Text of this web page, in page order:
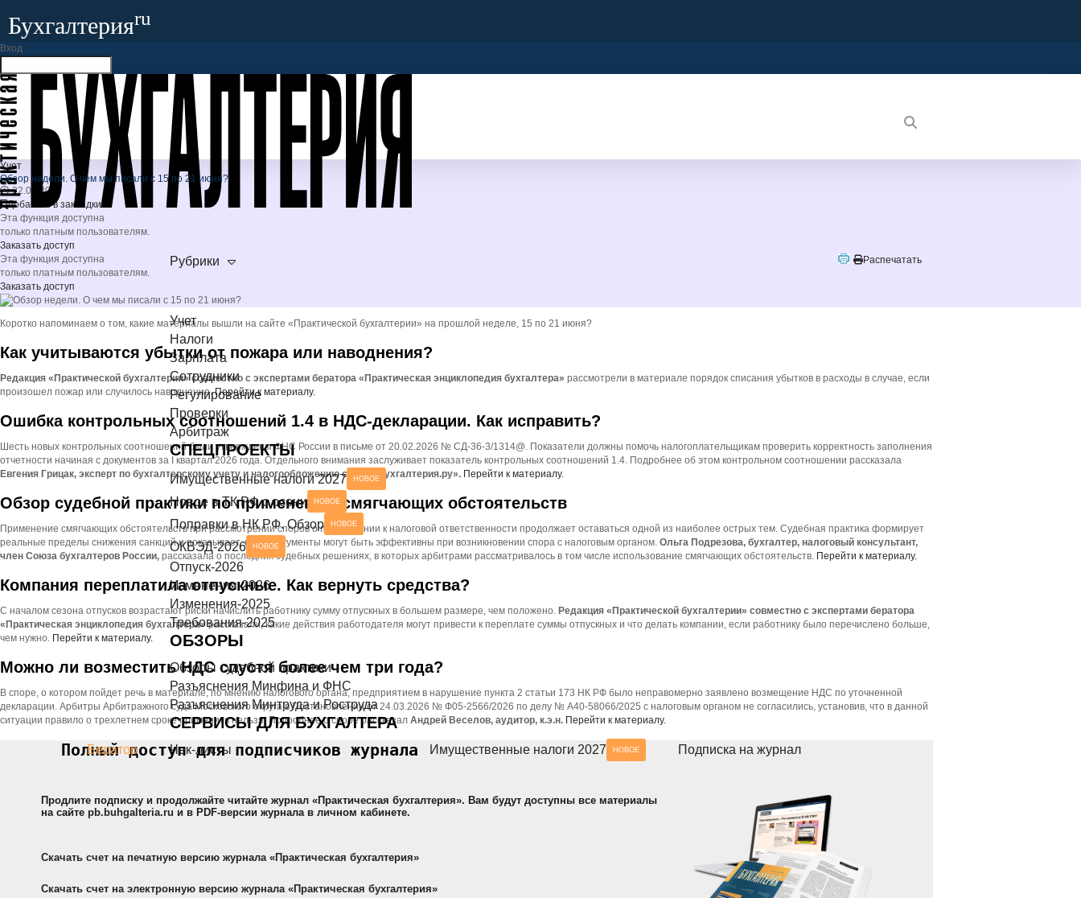
Бухгалтерияru
ru
2025
2025
кодекс-2026
Минфина и ФНС
НОВОЕ
Минтруда и Роструда НОВОЕ
ДЛЯ БУХГАЛТЕРА
листы
Вход
Запомнить меня
Забыли свой пароль?
Войти
Регистрация
Бухгалтерия .ru
Бератор
Рубрики
Учет
Налоги
Зарплата
Сотрудники
Регулирование
Проверки
Арбитраж
СПЕЦПРОЕКТЫ
Имущественные налоги 2027 НОВОЕ
Новое в ТК РФ с осени НОВОЕ
Поправки в НК РФ. Обзор НОВОЕ
ОКВЭД-2026 НОВОЕ
Отпуск-2026
Изменения-2026
Изменения-2025
Требования-2025
ОБЗОРЫ
Обзоры судебной практики
Разъяснения Минфина и ФНС
Разъяснения Минтруда и Роструда
СЕРВИСЫ ДЛЯ БУХГАЛТЕРА
Чек-листы Имущественные налоги 2027 НОВОЕ Подписка на журнал
Учет
Обзор недели. О чем мы писали с 15 по 21 июня?
22.06.2026
Добавить в закладки
Эта функция доступна
только платным пользователям.
Заказать доступ
Распечатать
Эта функция доступна
только платным пользователям.
Заказать доступ
Коротко напоминаем о том, какие материалы вышли на сайте «Практической бухгалтерии» на прошлой неделе, 15 по 21 июня?
Как учитываются убытки от пожара или наводнения?
Редакция «Практической бухгалтерии» совместно с экспертами бератора «Практическая энциклопедия бухгалтера» рассмотрели в материале порядок списания убытков в расходы в случае, если
произошел пожар или случилось наводнение.Перейти к материалу.
Ошибка контрольных соотношений 1.4 в НДС-декларации. Как исправить?
Шесть новых контрольных соотношений были утверждены ФНС России в письме от 20.02.2026 № СД-36-3/1314@. Показатели должны помочь налогоплательщикам проверить корректность заполнения
отчетности начиная с документов за I квартал 2026 года. Отдельного внимания заслуживает показатель контрольных соотношений 1.4. Подробнее об этом контрольном соотношении рассказала
Евгения Грицак, эксперт по бухгалтерскому учету и налогообложению сайта «Бухгалтерия.ру». Перейти к материалу.
Обзор судебной практики по применению смягчающих обстоятельств
Применение смягчающих обстоятельств при рассмотрении споров о привлечении к налоговой ответственности продолжает оставаться одной из наиболее острых тем. Судебная практика формирует
реальные пределы снижения санкций и показывает, какие аргументы могут быть эффективны при возникновении спора с налоговым органом. Ольга Подрезова, бухгалтер, налоговый консультант,
член Союза бухгалтеров России, рассказала о последних судебных решениях, в которых арбитрами рассматривалось в том числе использование смягчающих обстоятельств. Перейти к материалу.
Компания переплатила отпускные. Как вернуть средства?
С началом сезона отпусков возрастают риски начислить работнику сумму отпускных в большем размере, чем положено. Редакция «Практической бухгалтерии» совместно с экспертами бератора
«Практическая энциклопедия бухгалтера»рассказали, какие действия работодателя могут привести к переплате суммы отпускных и что делать компании, если работнику было перечислено больше,
чем нужно. Перейти к материалу.
Можно ли возместить НДС спустя более чем три года?
В споре, о котором пойдет речь в материале, по мнению налогового органа, предприятием в нарушение пункта 2 статьи 173 НК РФ было неправомерно заявлено возмещение НДС по уточненной
декларации. Арбитры Арбитражного суда Московского округа в Постановлении от 24.03.2026 № Ф05-2566/2026 по делу № А40-58066/2025 с налоговым органом не согласились, установив, что в данной
ситуации правило о трехлетнем сроке применить нельзя. Подробнее о споре рассказал Андрей Веселов, аудитор, к.э.н. Перейти к материалу.
Полный доступ для подписчиков журнала
Продлите подписку и продолжайте читайте журнал «Практическая бухгалтерия». Вам будут доступны все материалы
на сайте pb.buhgalteria.ru и в PDF-версии журнала в личном кабинете.
Скачать счет на печатную версию журнала «Практическая бухгалтерия»
Скачать счет на электронную версию журнала «Практическая бухгалтерия»